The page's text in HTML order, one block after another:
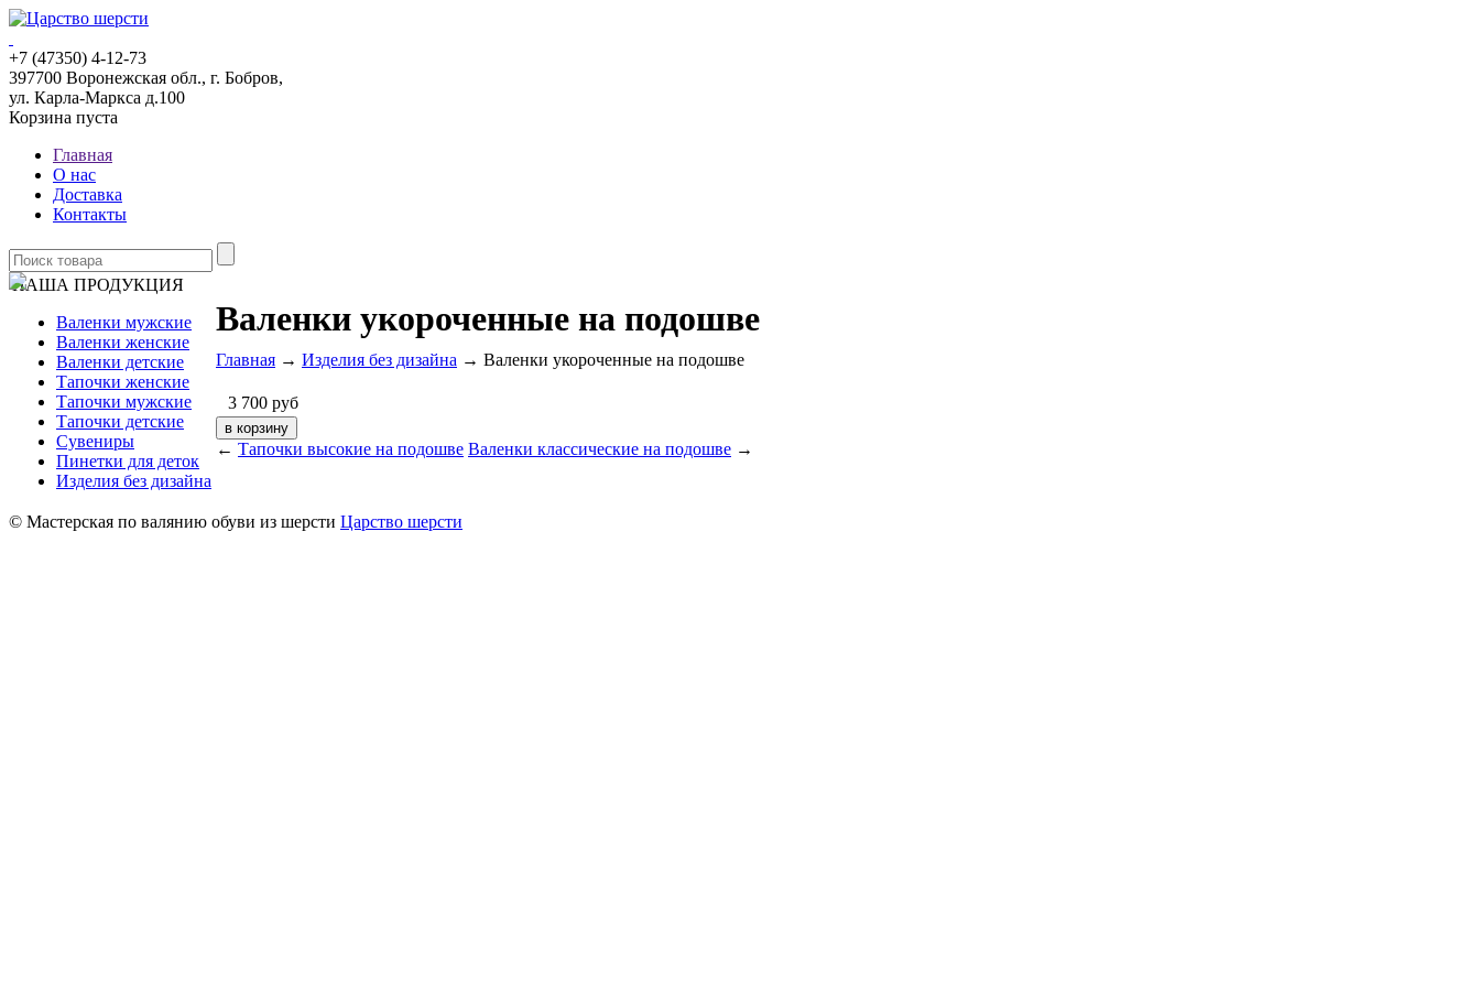
+7 (47350) 4-12-73
397700 Воронежская обл., г. Бобров,
ул. Карла-Маркса д.100
Корзина пуста
Главная
О нас
Доставка
Контакты
НАША ПРОДУКЦИЯ
Валенки мужские
Валенки женские
Валенки детские
Тапочки женские
Тапочки мужские
Тапочки детские
Сувениры
Пинетки для деток
Изделия без дизайна
Валенки укороченные на подошве
Главная → Изделия без дизайна → Валенки укороченные на подошве
3 700 руб
← Тапочки высокие на подошве Валенки классические на подошве →
© Мастерская по валянию обуви из шерсти Царство шерсти